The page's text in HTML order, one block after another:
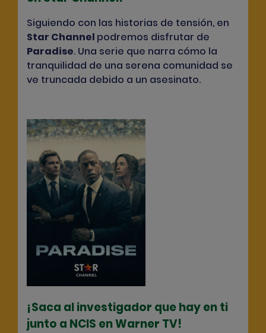
Siguiendo con las historias de tensión, en
Star Channel podremos disfrutar de
Paradise. Una serie que narra cómo la
tranquilidad de una serena comunidad se
ve truncada debido a un asesinato.
¡Saca al investigador que hay en ti
junto a NCIS en Warner TV!